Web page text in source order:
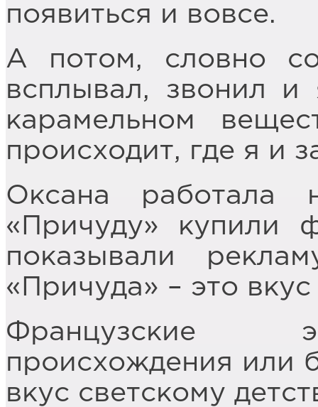
появиться и вовсе.
А потом, словно
всплывал, звонил
карамельном
происходит, где я и
Оксана работала
«Причуду» купили
показывали
«Причуда» – это вкус
Французские
происхождения или
вкус светскому